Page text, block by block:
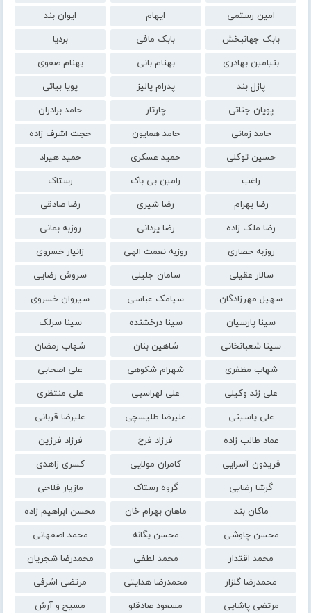
امین رستمی
ایهام
ایوان بند
بابک جهانبخش
بابک مافی
بردیا
بنیامین بهادری
بهنام بانی
بهنام صفوی
پازل بند
پدرام پالیز
پویا بیاتی
پویان جناتی
چارتار
حامد برادران
حامد زمانی
حامد همایون
حجت اشرف زاده
حسین توکلی
حمید عسکری
حمید هیراد
راغب
رامین بی باک
رستاک
رضا بهرام
رضا شیری
رضا صادقی
رضا ملک زاده
رضا یزدانی
روزبه بمانی
روزبه حصاری
روزبه نعمت الهی
زانیار خسروی
سالار عقیلی
سامان جلیلی
سروش رضایی
سهیل مهرزادگان
سیامک عباسی
سیروان خسروی
سینا پارسیان
سینا درخشنده
سینا سرلک
سینا شعبانخانی
شاهین بنان
شهاب رمضان
شهاب مظفری
شهرام شکوهی
علی اصحابی
علی زند وکیلی
علی لهراسبی
علی منتظری
علی یاسینی
علیرضا طلیسچی
علیرضا قربانی
عماد طالب زاده
فرزاد فرخ
فرزاد فرزین
فریدون آسرایی
کامران مولایی
کسری زاهدی
گرشا رضایی
گروه رستاک
مازیار فلاحی
ماکان بند
ماهان بهرام خان
محسن ابراهیم زاده
محسن چاوشی
محسن یگانه
محمد اصفهانی
محمد اقتدار
محمد لطفی
محمدرضا شجریان
محمدرضا گلزار
محمدرضا هدایتی
مرتضی اشرفی
مرتضی پاشایی
مسعود صادقلو
مسیح و آرش